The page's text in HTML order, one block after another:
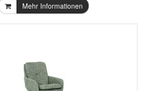
Mehr Informationen